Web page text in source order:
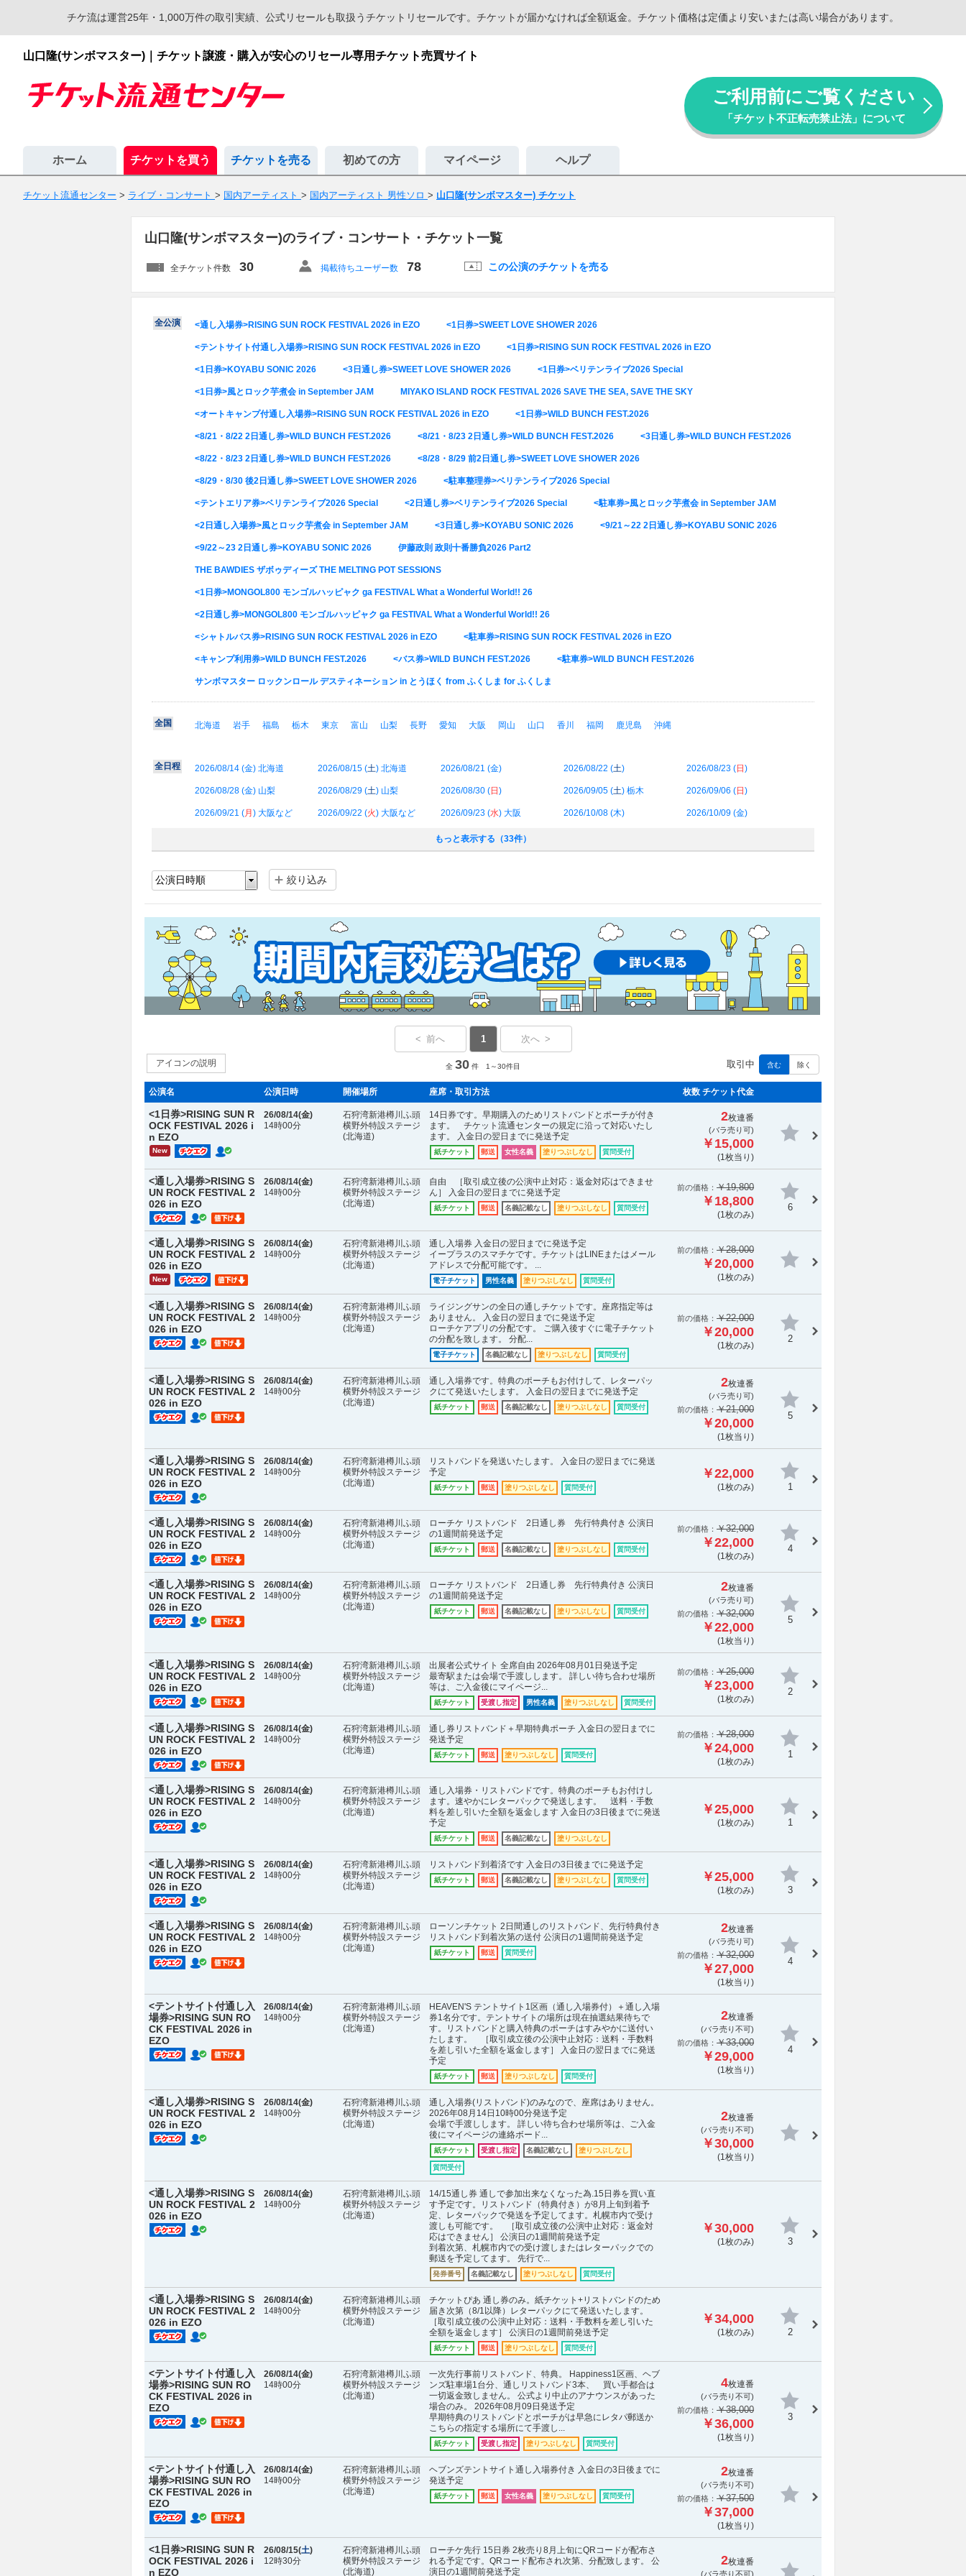
チケ流は運営25年・1,000万件の取引実績、公式リセールも取扱うチケットリセールです。チケットが届かなければ全額返金。チケット価格は定価より安いまたは高い場合があります。
山口隆(サンボマスター)｜チケット譲渡・購入が安心のリセール専用チケット売買サイト
ご利用前にご覧ください
「チケット不正転売禁止法」について
ホーム チケットを買う チケットを売る 初めての方 マイページ ヘルプ
チケット流通センター > ライブ・コンサート > 国内アーティスト > 国内アーティスト 男性ソロ > 山口隆(サンボマスター) チケット
山口隆(サンボマスター)のライブ・コンサート・チケット一覧
全チケット件数 30 掲載待ちユーザー数 78 この公演のチケットを売る
全公演 <通し入場券>RISING SUN ROCK FESTIVAL 2026 in EZO <1日券>SWEET LOVE SHOWER 2026
<テントサイト付通し入場券>RISING SUN ROCK FESTIVAL 2026 in EZO <1日券>RISING SUN ROCK FESTIVAL 2026 in EZO
<1日券>KOYABU SONIC 2026 <3日通し券>SWEET LOVE SHOWER 2026 <1日券>ベリテンライブ2026 Special
<1日券>風とロック芋煮会 in September JAM MIYAKO ISLAND ROCK FESTIVAL 2026 SAVE THE SEA, SAVE THE SKY
<オートキャンプ付通し入場券>RISING SUN ROCK FESTIVAL 2026 in EZO <1日券>WILD BUNCH FEST.2026
<8/21・8/22 2日通し券>WILD BUNCH FEST.2026 <8/21・8/23 2日通し券>WILD BUNCH FEST.2026 <3日通し券>WILD BUNCH FEST.2026
<8/22・8/23 2日通し券>WILD BUNCH FEST.2026 <8/28・8/29 前2日通し券>SWEET LOVE SHOWER 2026
<8/29・8/30 後2日通し券>SWEET LOVE SHOWER 2026 <駐車整理券>ベリテンライブ2026 Special
<テントエリア券>ベリテンライブ2026 Special <2日通し券>ベリテンライブ2026 Special <駐車券>風とロック芋煮会 in September JAM
<2日通し入場券>風とロック芋煮会 in September JAM <3日通し券>KOYABU SONIC 2026 <9/21～22 2日通し券>KOYABU SONIC 2026
<9/22～23 2日通し券>KOYABU SONIC 2026 伊藤政則 政則十番勝負2026 Part2
THE BAWDIES ザボゥディーズ THE MELTING POT SESSIONS
<1日券>MONGOL800 モンゴルハッピャク ga FESTIVAL What a Wonderful World!! 26
<2日通し券>MONGOL800 モンゴルハッピャク ga FESTIVAL What a Wonderful World!! 26
<シャトルバス券>RISING SUN ROCK FESTIVAL 2026 in EZO <駐車券>RISING SUN ROCK FESTIVAL 2026 in EZO
<キャンプ利用券>WILD BUNCH FEST.2026 <バス券>WILD BUNCH FEST.2026 <駐車券>WILD BUNCH FEST.2026
サンボマスター ロックンロール デスティネーション in とうほく from ふくしま for ふくしま
全国 北海道 岩手 福島 栃木 東京 富山 山梨 長野 愛知 大阪 岡山 山口 香川 福岡 鹿児島 沖縄
全日程 2026/08/14 (金) 北海道 2026/08/15 (土) 北海道 2026/08/21 (金) 2026/08/22 (土) 2026/08/23 (日 )
2026/08/28 (金) 山梨 2026/08/29 (土) 山梨 2026/08/30 (日 ) 2026/09/05 (土) 栃木 2026/09/06 (日 )
2026/09/21 (月 ) 大阪など 2026/09/22 (火) 大阪など 2026/09/23 (水) 大阪 2026/10/08 (木) 2026/10/09 (金)
もっと表示する（33件）
絞り込み
アイコンの説明 取引中 含む 除く
< 前へ 1 次へ >
全 30 件 1～30件目
公演名 公演日時 開催場所 座席・取引方法 枚数 チケット代金
<1日券>RISING SUN R
OCK FESTIVAL 2026 i
n EZO
New
26/08/14(金)
14時00分
石狩湾新港樽川ふ頭
横野外特設ステージ
(北海道)
14日券です。早期購入のためリストバンドとポーチが付き
ます。 チケット流通センターの規定に沿って対応いたし
ます。 入金日の翌日までに発送予定
紙チケット 郵送 女性名義 塗りつぶしなし 質問受付
2枚連番
(バラ売り可)
￥15,000
(1枚当り)
<通し入場券>RISING S
UN ROCK FESTIVAL 2
026 in EZO
26/08/14(金)
14時00分
石狩湾新港樽川ふ頭
横野外特設ステージ
(北海道)
自由 ［取引成立後の公演中止対応：返金対応はできませ
ん］ 入金日の翌日までに発送予定
紙チケット 郵送 名義記載なし 塗りつぶしなし 質問受付
前の価格： ￥19,800
￥18,800
(1枚のみ)
6
<通し入場券>RISING S
UN ROCK FESTIVAL 2
026 in EZO
New
26/08/14(金)
14時00分
石狩湾新港樽川ふ頭
横野外特設ステージ
(北海道)
通し入場券 入金日の翌日までに発送予定
イープラスのスマチケです。チケットはLINEまたはメール
アドレスで分配可能です。 ...
電子チケット 男性名義 塗りつぶしなし 質問受付
前の価格： ￥28,000
￥20,000
(1枚のみ)
<通し入場券>RISING S
UN ROCK FESTIVAL 2
026 in EZO
26/08/14(金)
14時00分
石狩湾新港樽川ふ頭
横野外特設ステージ
(北海道)
ライジングサンの全日の通しチケットです。座席指定等は
ありません。 入金日の翌日までに発送予定
ローチケアプリの分配です。 ご購入後すぐに電子チケット
の分配を致します。 分配...
電子チケット 名義記載なし 塗りつぶしなし 質問受付
前の価格： ￥22,000
￥20,000
(1枚のみ)
2
<通し入場券>RISING S
UN ROCK FESTIVAL 2
026 in EZO
26/08/14(金)
14時00分
石狩湾新港樽川ふ頭
横野外特設ステージ
(北海道)
通し入場券です。特典のポーチもお付けして、レターパッ
クにて発送いたします。 入金日の翌日までに発送予定
紙チケット 郵送 名義記載なし 塗りつぶしなし 質問受付
2枚連番
(バラ売り可)
前の価格： ￥21,000
￥20,000
(1枚当り)
5
<通し入場券>RISING S
UN ROCK FESTIVAL 2
026 in EZO
26/08/14(金)
14時00分
石狩湾新港樽川ふ頭
横野外特設ステージ
(北海道)
リストバンドを発送いたします。 入金日の翌日までに発送
予定
紙チケット 郵送 塗りつぶしなし 質問受付
￥22,000
(1枚のみ) 1
<通し入場券>RISING S
UN ROCK FESTIVAL 2
026 in EZO
26/08/14(金)
14時00分
石狩湾新港樽川ふ頭
横野外特設ステージ
(北海道)
ローチケ リストバンド 2日通し券 先行特典付き 公演日
の1週間前発送予定
紙チケット 郵送 名義記載なし 塗りつぶしなし 質問受付
前の価格： ￥32,000
￥22,000
(1枚のみ)
4
<通し入場券>RISING S
UN ROCK FESTIVAL 2
026 in EZO
26/08/14(金)
14時00分
石狩湾新港樽川ふ頭
横野外特設ステージ
(北海道)
ローチケ リストバンド 2日通し券 先行特典付き 公演日
の1週間前発送予定
紙チケット 郵送 名義記載なし 塗りつぶしなし 質問受付
2枚連番
(バラ売り可)
前の価格： ￥32,000
￥22,000
(1枚当り)
5
<通し入場券>RISING S
UN ROCK FESTIVAL 2
026 in EZO
26/08/14(金)
14時00分
石狩湾新港樽川ふ頭
横野外特設ステージ
(北海道)
出展者公式サイト 全席自由 2026年08月01日発送予定
最寄駅または会場で手渡しします。 詳しい待ち合わせ場所
等は、ご入金後にマイページ...
紙チケット 受渡し指定 男性名義 塗りつぶしなし 質問受付
前の価格： ￥25,000
￥23,000
(1枚のみ)
2
<通し入場券>RISING S
UN ROCK FESTIVAL 2
026 in EZO
26/08/14(金)
14時00分
石狩湾新港樽川ふ頭
横野外特設ステージ
(北海道)
通し券リストバンド＋早期特典ポーチ 入金日の翌日までに
発送予定
紙チケット 郵送 塗りつぶしなし 質問受付
前の価格： ￥28,000
￥24,000
(1枚のみ)
1
<通し入場券>RISING S
UN ROCK FESTIVAL 2
026 in EZO
26/08/14(金)
14時00分
石狩湾新港樽川ふ頭
横野外特設ステージ
(北海道)
通し入場券・リストバンドです。特典のポーチもお付けし
ます。速やかにレターパックで発送します。 送料・手数
料を差し引いた全額を返金します 入金日の3日後までに発送
予定
紙チケット 郵送 名義記載なし 塗りつぶしなし
￥25,000
(1枚のみ) 1
<通し入場券>RISING S
UN ROCK FESTIVAL 2
026 in EZO
26/08/14(金)
14時00分
石狩湾新港樽川ふ頭
横野外特設ステージ
(北海道)
リストバンド到着済です 入金日の3日後までに発送予定
紙チケット 郵送 名義記載なし 塗りつぶしなし 質問受付 ￥25,000
(1枚のみ) 3
<通し入場券>RISING S
UN ROCK FESTIVAL 2
026 in EZO
26/08/14(金)
14時00分
石狩湾新港樽川ふ頭
横野外特設ステージ
(北海道)
ローソンチケット 2日間通しのリストバンド、先行特典付き
リストバンド到着次第の送付 公演日の1週間前発送予定
紙チケット 郵送 質問受付
2枚連番
(バラ売り可)
前の価格： ￥32,000
￥27,000
(1枚当り)
4
<テントサイト付通し入
場券>RISING SUN RO
CK FESTIVAL 2026 in
EZO
26/08/14(金)
14時00分
石狩湾新港樽川ふ頭
横野外特設ステージ
(北海道)
HEAVEN'S テントサイト1区画（通し入場券付）＋通し入場
券1名分です。テントサイトの場所は現在抽選結果待ちで
す。リストバンドと購入特典のポーチはすみやかに送付い
たします。 ［取引成立後の公演中止対応：送料・手数料
を差し引いた全額を返金します］ 入金日の翌日までに発送
予定
紙チケット 郵送 塗りつぶしなし 質問受付
2枚連番
(バラ売り不可)
前の価格： ￥33,000
￥29,000
(1枚当り)
4
<通し入場券>RISING S
UN ROCK FESTIVAL 2
026 in EZO
26/08/14(金)
14時00分
石狩湾新港樽川ふ頭
横野外特設ステージ
(北海道)
通し入場券(リストバンド)のみなので、座席はありません。
2026年08月14日10時00分発送予定
会場で手渡しします。 詳しい待ち合わせ場所等は、ご入金
後にマイページの連絡ボード...
紙チケット 受渡し指定 名義記載なし 塗りつぶしなし
質問受付
2枚連番
(バラ売り不可)
￥30,000
(1枚当り)
<通し入場券>RISING S
UN ROCK FESTIVAL 2
026 in EZO
26/08/14(金)
14時00分
石狩湾新港樽川ふ頭
横野外特設ステージ
(北海道)
14/15通し券 通しで参加出来なくなった為.15日券を買い直
す予定です。リストバンド（特典付き）が8月上旬到着予
定、レターパックで発送を予定してます。札幌市内で受け
渡しも可能です。 ［取引成立後の公演中止対応：返金対
応はできません］ 公演日の1週間前発送予定
到着次第、札幌市内での受け渡しまたはレターパックでの
郵送を予定してます。 先行で...
発券番号 名義記載なし 塗りつぶしなし 質問受付
￥30,000
(1枚のみ) 3
<通し入場券>RISING S
UN ROCK FESTIVAL 2
026 in EZO
26/08/14(金)
14時00分
石狩湾新港樽川ふ頭
横野外特設ステージ
(北海道)
チケットぴあ 通し券のみ。紙チケット+リストバンドのため
届き次第（8/1以降）レターパックにて発送いたします。
［取引成立後の公演中止対応：送料・手数料を差し引いた
全額を返金します］ 公演日の1週間前発送予定
紙チケット 郵送 塗りつぶしなし 質問受付
￥34,000
(1枚のみ) 2
<テントサイト付通し入
場券>RISING SUN RO
CK FESTIVAL 2026 in
EZO
26/08/14(金)
14時00分
石狩湾新港樽川ふ頭
横野外特設ステージ
(北海道)
一次先行事前リストバンド、特典。 Happiness1区画、ヘブ
ンズ駐車場1台分、通しリストバンド3本、 買い手都合は
一切返金致しません。 公式より中止のアナウンスがあった
場合のみ。 2026年08月09日発送予定
早期特典のリストバンドとポーチがは早急にレタパ郵送か
こちらの指定する場所にて手渡し...
紙チケット 受渡し指定 塗りつぶしなし 質問受付
4枚連番
(バラ売り不可)
前の価格： ￥38,000
￥36,000
(1枚当り)
3
<テントサイト付通し入
場券>RISING SUN RO
CK FESTIVAL 2026 in
EZO
26/08/14(金)
14時00分
石狩湾新港樽川ふ頭
横野外特設ステージ
(北海道)
ヘブンズテントサイト通し入場券付き 入金日の3日後までに
発送予定
紙チケット 郵送 女性名義 塗りつぶしなし 質問受付
2枚連番
(バラ売り不可)
前の価格： ￥37,500
￥37,000
(1枚当り)
<1日券>RISING SUN R
OCK FESTIVAL 2026 i
n EZO
26/08/15(土)
12時30分
石狩湾新港樽川ふ頭
横野外特設ステージ
(北海道)
ローチケ先行 15日券 2枚売り8月上旬にQRコードが配布さ
れる予定です。QRコード配布され次第、分配致します。 公
演日の1週間前発送予定
2枚連番
(バラ売り不可)